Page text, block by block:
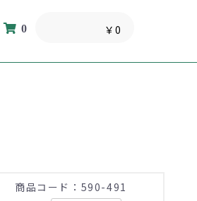
0 ￥0
商品コード：590-491